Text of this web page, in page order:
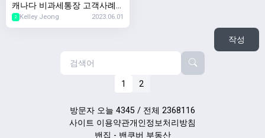
캐나다 비과세통장 고객사례
'TFSA 사용하다가 세금폭탄맞
았는데요'
2 Kelley Jeong 2023.06.01
작성
1 2
방문자 오늘 4345 / 전체 2368116
사이트 이용약관개인정보처리방침
밴집 - 밴쿠버 부동산